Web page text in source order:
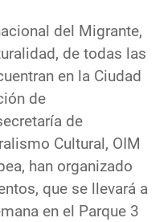
del Migrante,
de todas las
en la Ciudad
de
de
Cultural, OIM
han organizado
que se llevará a
en el Parque 3